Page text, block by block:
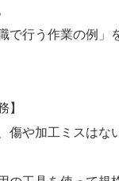
で行う作業の例」
傷や加工ミスはな